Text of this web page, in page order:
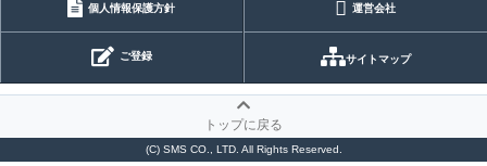
個人情報保護方針 運営会社
ご登録 サイトマップ
トップに戻る
(C) SMS CO., LTD. All Rights Reserved.